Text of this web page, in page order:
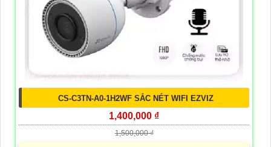
CS-C3TN-A0-1H2WF SẮC NÉT WIFI EZVIZ
1,400,000 ₫
1,500,000 ₫